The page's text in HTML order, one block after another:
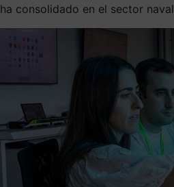
ha consolidado en el sector naval